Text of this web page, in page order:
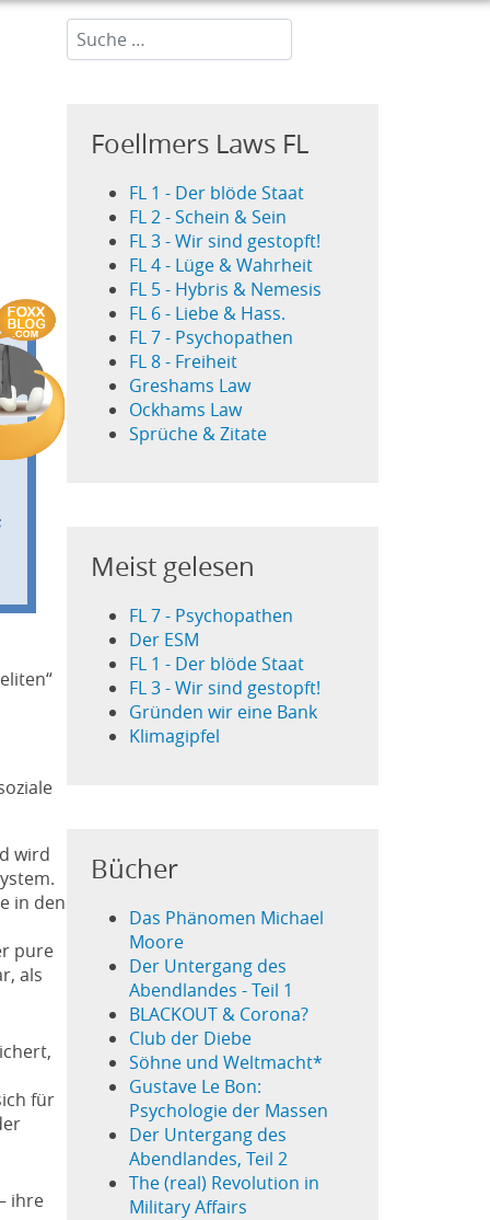
wird
in den
pure
als
für
ihre
Suchen...
Foellmers Laws FL
FL 1 - Der blöde Staat
FL 2 - Schein & Sein
FL 3 - Wir sind gestopft!
FL 4 - Lüge & Wahrheit
FL 5 - Hybris & Nemesis
FL 6 - Liebe & Hass.
FL 7 - Psychopathen
FL 8 - Freiheit
Greshams Law
Ockhams Law
Sprüche & Zitate
Meist gelesen
FL 7 - Psychopathen
Der ESM
FL 1 - Der blöde Staat
FL 3 - Wir sind gestopft!
Gründen wir eine Bank
Klimagipfel
Bücher
Das Phänomen Michael
Moore
Der Untergang des
Abendlandes - Teil 1
BLACKOUT & Corona?
Club der Diebe
Söhne und Weltmacht*
Gustave Le Bon:
Psychologie der Massen
Der Untergang des
Abendlandes, Teil 2
The (real) Revolution in
Military Affairs